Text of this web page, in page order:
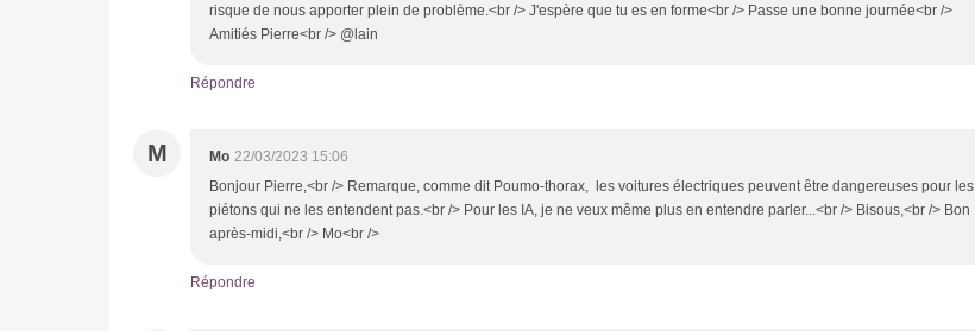
risque de nous apporter plein de problème.<br /> J'espère que tu es en forme<br /> Passe une bonne journée<br />
Amitiés Pierre<br /> @lain
Répondre
M Mo 22/03/2023 15:06
Bonjour Pierre,<br /> Remarque, comme dit Poumo-thorax, les voitures électriques peuvent être dangereuses pour les
piétons qui ne les entendent pas.<br /> Pour les IA, je ne veux même plus en entendre parler...<br /> Bisous,<br /> Bon
après-midi,<br /> Mo<br />
Répondre